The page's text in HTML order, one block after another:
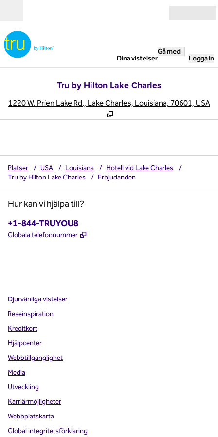
Dina vistelser
Gå med
Logga in
Tru by Hilton Lake Charles
1220 W. Prien Lake Rd., Lake Charles, Louisiana, 70601, USA,
Platser / USA / Louisiana / Hotell vid Lake Charles
/
Tru by Hilton Lake Charles
/ Erbjudanden
Hur kan vi hjälpa till?
Telefon:
+1-844-TRUYOU8
Globala telefonnummer ,
Djurvänliga vistelser
Reseinspiration
Kreditkort
Hjälpcenter
Webbtillgänglighet
Media
Utveckling
Karriärmöjligheter
Webbplatskarta
Global integritetsförklaring